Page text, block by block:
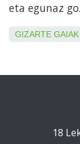
eta egunaz
GIZARTE GAIAK
18